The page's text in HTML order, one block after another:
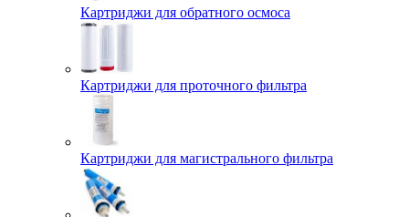
Картриджи для обратного осмоса
Картриджи для проточного фильтра
Картриджи для магистрального фильтра